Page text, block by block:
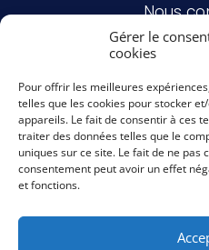
Gérer le
cookies
Pour offrir les meilleures
telles que les cookies pour stocker
appareils. Le fait de consentir à ces
traiter des données telles que le
uniques sur ce site. Le fait de ne pas
consentement peut avoir un effet
et fonctions.
Nous
Politique de